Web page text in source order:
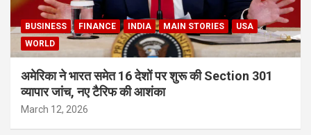
BUSINESS FINANCE INDIA MAIN STORIES
USA
WORLD
अमेरिका ने भारत समेत 16 देशों पर शुरू की Section 301
व्यापार जांच, नए टैरिफ की आशंका
March 12, 2026